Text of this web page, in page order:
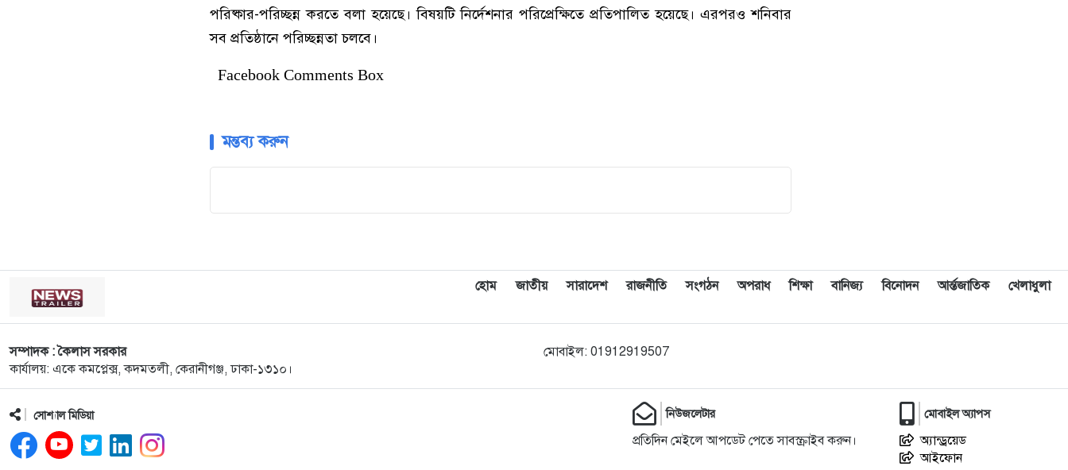
পরিষ্কার-পরিচ্ছন্ন করতে বলা হয়েছে। বিষয়টি নির্দেশনার পরিপ্রেক্ষিতে প্রতিপালিত হয়েছে। এরপরও শনিবার
সব প্রতিষ্ঠানে পরিচ্ছন্নতা চলবে।
Facebook Comments Box
মন্তব্য করুন
হোম জাতীয় সারাদেশ রাজনীতি সংগঠন অপরাধ শিক্ষা বানিজ্য বিনোদন আর্ন্তজাতিক খেলাধুলা
সম্পাদক : কৈলাস সরকার
কার্যালয়: একে কমপ্লেক্স, কদমতলী, কেরানীগঞ্জ, ঢাকা-১৩১০।
মোবাইল: 01912919507
সোশ্যাল মিডিয়া নিউজলেটার
প্রতিদিন মেইলে আপডেট পেতে সাবস্ক্রাইব করুন।
মোবাইল অ্যাপস
অ্যান্ড্রয়েড
আইফোন